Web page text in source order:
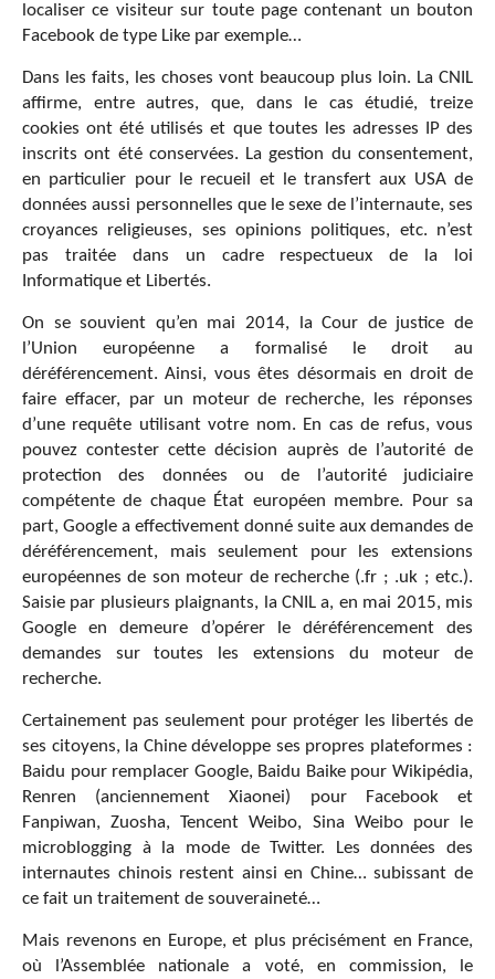
localiser ce visiteur sur toute page contenant un bouton
Facebook de type Like par exemple…
Dans les faits, les choses vont beaucoup plus loin. La CNIL
affirme, entre autres, que, dans le cas étudié, treize
cookies ont été utilisés et que toutes les adresses IP des
inscrits ont été conservées. La gestion du consentement,
en particulier pour le recueil et le transfert aux USA de
données aussi personnelles que le sexe de l’internaute, ses
croyances religieuses, ses opinions politiques, etc. n’est
pas traitée dans un cadre respectueux de la loi
Informatique et Libertés.
On se souvient qu’en mai 2014, la Cour de justice de
l’Union européenne a formalisé le droit au
déréférencement. Ainsi, vous êtes désormais en droit de
faire effacer, par un moteur de recherche, les réponses
d’une requête utilisant votre nom. En cas de refus, vous
pouvez contester cette décision auprès de l’autorité de
protection des données ou de l’autorité judiciaire
compétente de chaque État européen membre. Pour sa
part, Google a effectivement donné suite aux demandes de
déréférencement, mais seulement pour les extensions
européennes de son moteur de recherche (.fr ; .uk ; etc.).
Saisie par plusieurs plaignants, la CNIL a, en mai 2015, mis
Google en demeure d’opérer le déréférencement des
demandes sur toutes les extensions du moteur de
recherche.
Certainement pas seulement pour protéger les libertés de
ses citoyens, la Chine développe ses propres plateformes :
Baidu pour remplacer Google, Baidu Baike pour Wikipédia,
Renren (anciennement Xiaonei) pour Facebook et
Fanpiwan, Zuosha, Tencent Weibo, Sina Weibo pour le
microblogging à la mode de Twitter. Les données des
internautes chinois restent ainsi en Chine… subissant de
ce fait un traitement de souveraineté…
Mais revenons en Europe, et plus précisément en France,
où l’Assemblée nationale a voté, en commission, le